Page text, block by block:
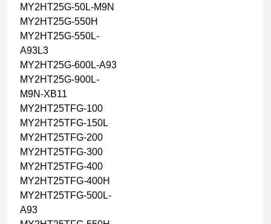
MY2HT25G-50L-M9N
MY2HT25G-550H
MY2HT25G-550L-
A93L3
MY2HT25G-600L-A93
MY2HT25G-900L-
M9N-XB11
MY2HT25TFG-100
MY2HT25TFG-150L
MY2HT25TFG-200
MY2HT25TFG-300
MY2HT25TFG-400
MY2HT25TFG-400H
MY2HT25TFG-500L-
A93